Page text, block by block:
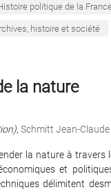
politique de la
histoire et société
la nature
, Schmitt Jean-Claude
la nature à travers
et
délimitent